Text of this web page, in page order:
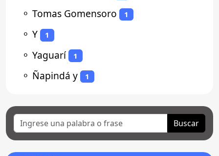
⚬ Tomas Gomensoro 1
⚬ Y 1
⚬ Yaguarí 1
⚬ Ñapindá y 1
Buscar